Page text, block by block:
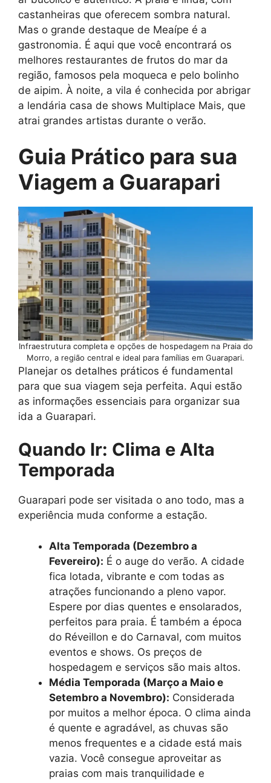
castanheiras que oferecem sombra natural.
Mas o grande destaque de Meaípe é a
gastronomia. É aqui que você encontrará os
melhores restaurantes de frutos do mar da
região, famosos pela moqueca e pelo bolinho
de aipim. À noite, a vila é conhecida por abrigar
a lendária casa de shows Multiplace Mais, que
atrai grandes artistas durante o verão.
Guia Prático para sua
Viagem a Guarapari
Infraestrutura completa e opções de hospedagem na Praia do
Morro, a região central e ideal para famílias em Guarapari.
Planejar os detalhes práticos é fundamental
para que sua viagem seja perfeita. Aqui estão
as informações essenciais para organizar sua
ida a Guarapari.
Quando Ir: Clima e Alta
Temporada
Guarapari pode ser visitada o ano todo, mas a
experiência muda conforme a estação.
Alta Temporada (Dezembro a
Fevereiro): É o auge do verão. A cidade
fica lotada, vibrante e com todas as
atrações funcionando a pleno vapor.
Espere por dias quentes e ensolarados,
perfeitos para praia. É também a época
do Réveillon e do Carnaval, com muitos
eventos e shows. Os preços de
hospedagem e serviços são mais altos.
Média Temporada (Março a Maio e
Setembro a Novembro): Considerada
por muitos a melhor época. O clima ainda
é quente e agradável, as chuvas são
menos frequentes e a cidade está mais
vazia. Você consegue aproveitar as
praias com mais tranquilidade e